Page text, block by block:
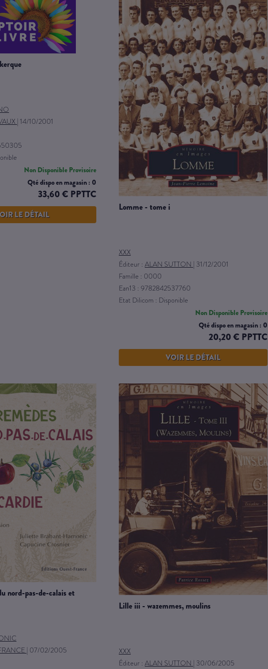
| 14/10/2001
Non Disponible Provisoire
Qté dispo en magasin : 0
33,60 € PPTTC
LE DÉTAIL
lomme - tome i
XXX
Éditeur : ALAN SUTTON | 31/12/2001
Famille : 0000
Ean13 : 9782842537760
Etat Dilicom : Disponible
Non Disponible Provisoire
Qté dispo en magasin : 0
20,20 € PPTTC
VOIR LE DÉTAIL
07/02/2005
lille iii - wazemmes, moulins
XXX
Éditeur : ALAN SUTTON 30/06/2005